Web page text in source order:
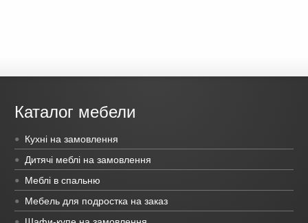
Каталог мебели
Кухні на замовлення
Дитячі меблі на замовлення
Меблі в спальню
Мебель для подростка на заказ